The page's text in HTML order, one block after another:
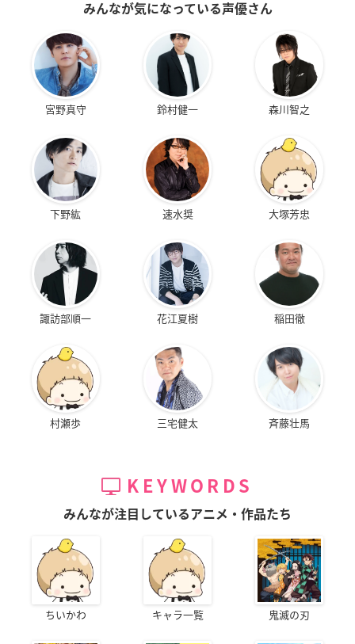
みんなが気になっている声優さん
宮野真守 鈴村健一 森川智之
下野紘 速水奨 大塚芳忠
諏訪部順一 花江夏樹 稲田徹
村瀬歩 三宅健太 斉藤壮馬
KEYWORDS
みんなが注目しているアニメ・作品たち
ちいかわ キャラ一覧 鬼滅の刃